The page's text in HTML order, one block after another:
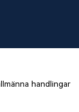
handlingar